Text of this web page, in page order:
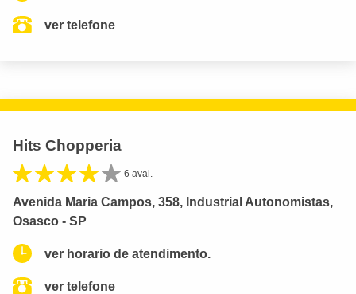
ver telefone
Hits Chopperia
6 aval.
Avenida Maria Campos, 358, Industrial Autonomistas,
Osasco - SP
ver horario de atendimento.
ver telefone